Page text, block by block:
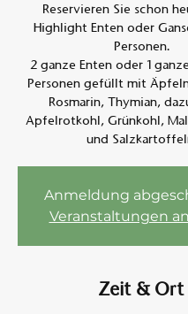
Reservieren Sie schon
Highlight Enten oder
Personen.
2 ganze Enten oder 1
Personen gefüllt mit
Rosmarin, Thymian,
Apfelrotkohl, Grünkohl,
und
Anmeldung
Veranstaltungen
Zeit & Ort